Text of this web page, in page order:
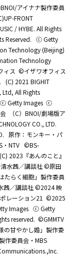
アイナナ製作委員
FRONT
/ HYBE. All Rights
Reserved. ⓒ Getty
Technology (Beijing)
Technology
ィス ©イザワオフィス
(C) 2021 BIGHIT
Ltd, All Rights
ⓒ Getty Images ⓒ
（C）BNOI/劇場版ア
CO., LTD.
原作：モンキー・パ
・NTV ©BS-
(C) 2023『あんのこと』
水茜／講談社 ©原田
たらく細胞」製作委員
茜／講談社 ©2024 映
レーション21 ©2025
Images ⓒ Getty
reserved. ©GMMTV
の甘やかし婚」製作委
作委員会・MBS